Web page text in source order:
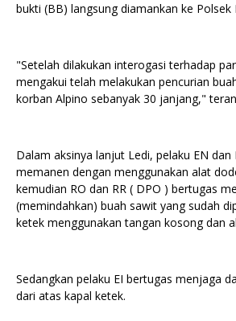
bukti (BB) langsung diamankan ke Polsek
"Setelah dilakukan interogasi terhadap
mengakui telah melakukan pencurian
korban Alpino sebanyak 30 janjang,"
Dalam aksinya lanjut Ledi, pelaku EN dan
memanen dengan menggunakan alat
kemudian RO dan RR ( DPO ) bertugas
(memindahkan) buah sawit yang sudah
ketek menggunakan tangan kosong dan
Sedangkan pelaku EI bertugas menjaga
dari atas kapal ketek.